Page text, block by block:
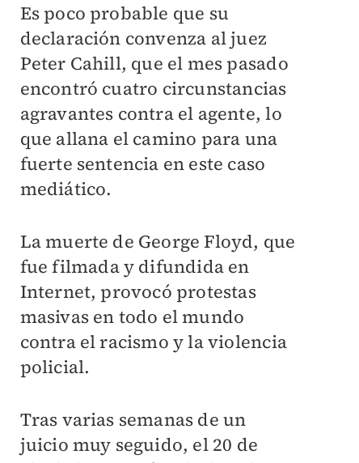
Es poco probable que su
declaración convenza al juez
Peter Cahill, que el mes pasado
encontró cuatro circunstancias
agravantes contra el agente, lo
que allana el camino para una
fuerte sentencia en este caso
mediático.
La muerte de George Floyd, que
fue filmada y difundida en
Internet, provocó protestas
masivas en todo el mundo
contra el racismo y la violencia
policial.
Tras varias semanas de un
juicio muy seguido, el 20 de